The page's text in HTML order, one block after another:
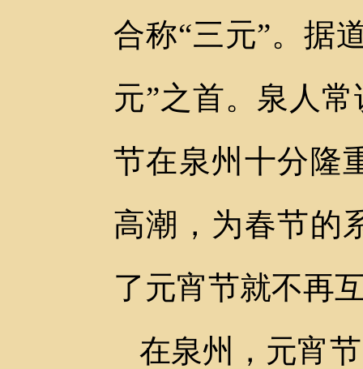
合称“三元”。据
元”之首。泉人
节在泉州十分隆
高潮，为春节的
了元宵节就不再
在泉州，元宵